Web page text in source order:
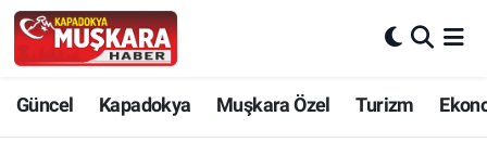
Güncel Kapadokya Muşkara Özel Turizm
Güncel
Nevşehir Hava Durumu